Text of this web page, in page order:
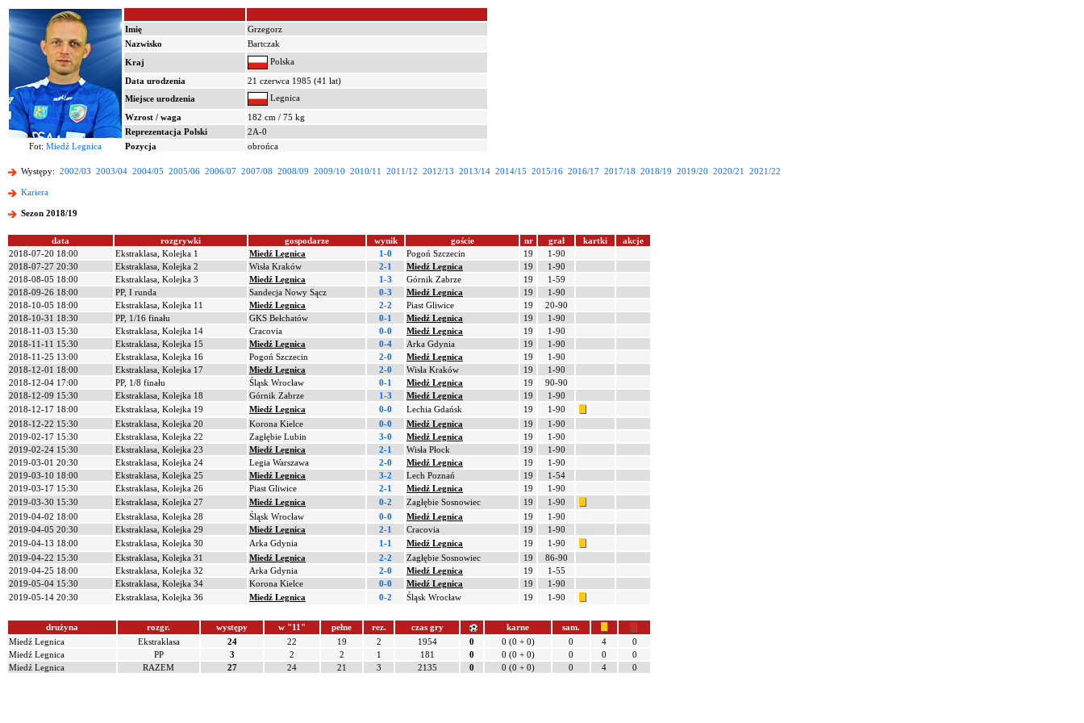
Imię
Grzegorz
Nazwisko
Bartczak
Kraj
Polska
Data urodzenia
21 czerwca 1985 (41 lat)
Miejsce urodzenia
Legnica
Wzrost / waga
182 cm / 75 kg
Reprezentacja Polski
2A-0
Fot: Miedź Legnica Pozycja obrońca
Występy: 2002/03 2003/04 2004/05 2005/06 2006/07 2007/08 2008/09 2009/10 2010/11 2011/12 2012/13 2013/14 2014/15 2015/16 2016/17 2017/18 2018/19 2019/20 2020/21 2021/22
Kariera
Sezon 2018/19
data rozgrywki gospodarze wynik goście nr grał kartki
akcje
2018-07-20 18:00
Ekstraklasa, Kolejka 1 Miedź Legnica 1-0 Pogoń Szczecin 19
1-90
2018-07-27 20:30
Ekstraklasa, Kolejka 2 Wisła Kraków 2-1 Miedź Legnica 19
1-90
2018-08-05 18:00
Ekstraklasa, Kolejka 3 Miedź Legnica 1-3 Górnik Zabrze 19
1-59
2018-09-26 18:00
PP, I runda Sandecja Nowy Sącz 0-3 Miedź Legnica 19
1-90
2018-10-05 18:00
Ekstraklasa, Kolejka 11 Miedź Legnica 2-2 Piast Gliwice 19
20-90
2018-10-31 18:30
PP, 1/16 finału GKS Bełchatów 0-1 Miedź Legnica 19
1-90
2018-11-03 15:30
Ekstraklasa, Kolejka 14 Cracovia 0-0 Miedź Legnica 19
1-90
2018-11-11 15:30
Ekstraklasa, Kolejka 15 Miedź Legnica 0-4 Arka Gdynia 19
1-90
2018-11-25 13:00
Ekstraklasa, Kolejka 16 Pogoń Szczecin 2-0 Miedź Legnica 19
1-90
2018-12-01 18:00
Ekstraklasa, Kolejka 17 Miedź Legnica 2-0 Wisła Kraków 19
1-90
2018-12-04 17:00
PP, 1/8 finału Śląsk Wrocław 0-1 Miedź Legnica 19
90-90
2018-12-09 15:30
Ekstraklasa, Kolejka 18 Górnik Zabrze 1-3 Miedź Legnica 19
1-90
2018-12-17 18:00
Ekstraklasa, Kolejka 19 Miedź Legnica 0-0 Lechia Gdańsk 19
1-90
2018-12-22 15:30
Ekstraklasa, Kolejka 20 Korona Kielce 0-0 Miedź Legnica 19
1-90
2019-02-17 15:30
Ekstraklasa, Kolejka 22 Zagłębie Lubin 3-0 Miedź Legnica 19
1-90
2019-02-24 15:30
Ekstraklasa, Kolejka 23 Miedź Legnica 2-1 Wisła Płock 19
1-90
2019-03-01 20:30
Ekstraklasa, Kolejka 24 Legia Warszawa 2-0 Miedź Legnica 19
1-90
2019-03-10 18:00
Ekstraklasa, Kolejka 25 Miedź Legnica 3-2 Lech Poznań 19
1-54
2019-03-17 15:30
Ekstraklasa, Kolejka 26 Piast Gliwice 2-1 Miedź Legnica 19
1-90
2019-03-30 15:30
Ekstraklasa, Kolejka 27 Miedź Legnica 0-2 Zagłębie Sosnowiec 19
1-90
2019-04-02 18:00
Ekstraklasa, Kolejka 28 Śląsk Wrocław 0-0 Miedź Legnica 19
1-90
2019-04-05 20:30
Ekstraklasa, Kolejka 29 Miedź Legnica 2-1 Cracovia 19
1-90
2019-04-13 18:00
Ekstraklasa, Kolejka 30 Arka Gdynia 1-1 Miedź Legnica 19
1-90
2019-04-22 15:30
Ekstraklasa, Kolejka 31 Miedź Legnica 2-2 Zagłębie Sosnowiec 19
86-90
2019-04-25 18:00
Ekstraklasa, Kolejka 32 Arka Gdynia 2-0 Miedź Legnica 19
1-55
2019-05-04 15:30
Ekstraklasa, Kolejka 34 Korona Kielce 0-0 Miedź Legnica 19
1-90
2019-05-14 20:30
Ekstraklasa, Kolejka 36 Miedź Legnica 0-2 Śląsk Wrocław 19 1-90
drużyna rozgr. występy w "11" pełne rez. czas gry karne
sam.
Miedź Legnica
Ekstraklasa 24 22 19 2 1954 0 0 (0 + 0) 0 4
0
Miedź Legnica
PP 3 2 2 1 181 0 0 (0 + 0) 0 0
0
Miedź Legnica
RAZEM 27 24 21 3 2135 0 0 (0 + 0) 0 4 0